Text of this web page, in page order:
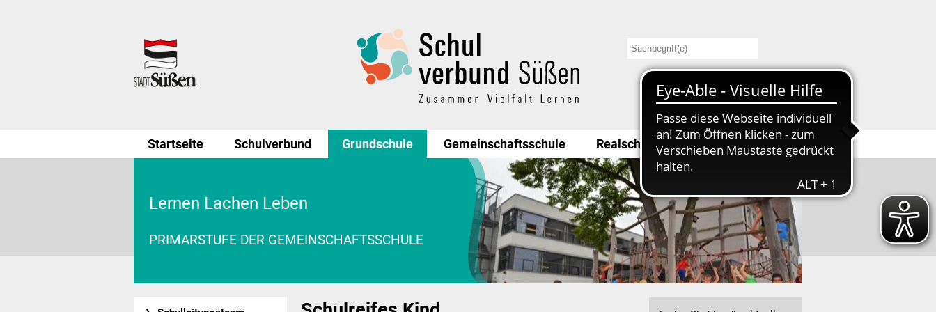
Startseite Schulverbund Grundschule Gemeinschaftsschule Realschule
Lernen Lachen Leben
PRIMARSTUFE DER GEMEINSCHAFTSSCHULE